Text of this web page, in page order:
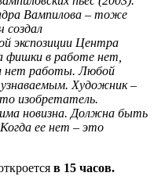
Вампилова – тоже
создал
экспозиции Центра
фишки в работе нет,
нет работы. Любой
Художник –
изобретатель.
новизна. Должна быть
ее нет – это
в 15 часов.